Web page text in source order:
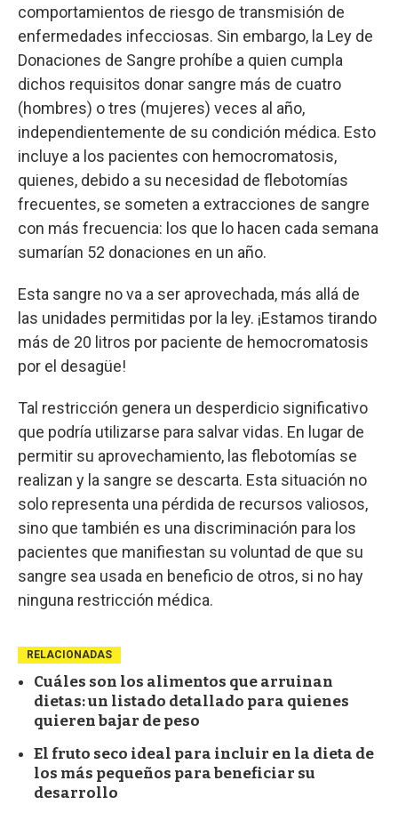
comportamientos de riesgo de transmisión de
enfermedades infecciosas. Sin embargo, la Ley de
Donaciones de Sangre prohíbe a quien cumpla
dichos requisitos donar sangre más de cuatro
(hombres) o tres (mujeres) veces al año,
independientemente de su condición médica. Esto
incluye a los pacientes con hemocromatosis,
quienes, debido a su necesidad de flebotomías
frecuentes, se someten a extracciones de sangre
con más frecuencia: los que lo hacen cada semana
sumarían 52 donaciones en un año.
Esta sangre no va a ser aprovechada, más allá de
las unidades permitidas por la ley. ¡Estamos tirando
más de 20 litros por paciente de hemocromatosis
por el desagüe!
Tal restricción genera un desperdicio significativo
que podría utilizarse para salvar vidas. En lugar de
permitir su aprovechamiento, las flebotomías se
realizan y la sangre se descarta. Esta situación no
solo representa una pérdida de recursos valiosos,
sino que también es una discriminación para los
pacientes que manifiestan su voluntad de que su
sangre sea usada en beneficio de otros, si no hay
ninguna restricción médica.
RELACIONADAS
Cuáles son los alimentos que arruinan
dietas: un listado detallado para quienes
quieren bajar de peso
El fruto seco ideal para incluir en la dieta de
los más pequeños para beneficiar su
desarrollo